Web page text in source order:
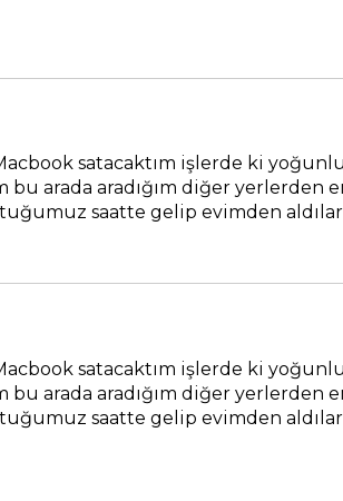
satacaktım işlerde ki
bu arada aradığım diğer yerlerden
saatte gelip evimden
satacaktım işlerde ki
bu arada aradığım diğer yerlerden
saatte gelip evimden